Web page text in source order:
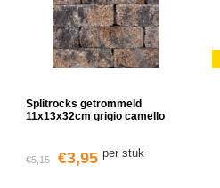
Splitrocks getrommeld
11x13x32cm grigio camello
€5,15 €3,95 per stuk